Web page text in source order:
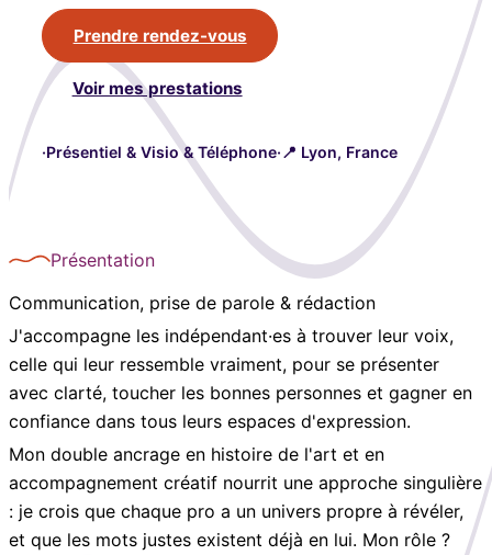
Prendre rendez-vous
Voir mes prestations
·Présentiel & Visio & Téléphone·📍 Lyon, France
Présentation
Communication, prise de parole & rédaction
J'accompagne les indépendant·es à trouver leur voix,
celle qui leur ressemble vraiment, pour se présenter
avec clarté, toucher les bonnes personnes et gagner en
confiance dans tous leurs espaces d'expression.
Mon double ancrage en histoire de l'art et en
accompagnement créatif nourrit une approche singulière
: je crois que chaque pro a un univers propre à révéler,
et que les mots justes existent déjà en lui. Mon rôle ?